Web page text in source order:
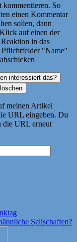
kommentieren. So
einen Kommentar
sollen, dann
auf einen der
in das
Pflichtfelder "Name"
meinen Artikel
URL eingeben. Du
die URL erneut
Seilschaften?